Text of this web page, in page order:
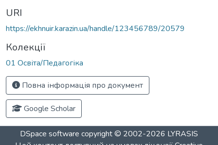
URI
https://ekhnuir.karazin.ua/handle/123456789/20579
Колекції
01 Освіта/Педагогіка
Повна інформація про документ
Google Scholar
DSpace software copyright © 2002-2026 LYRASIS